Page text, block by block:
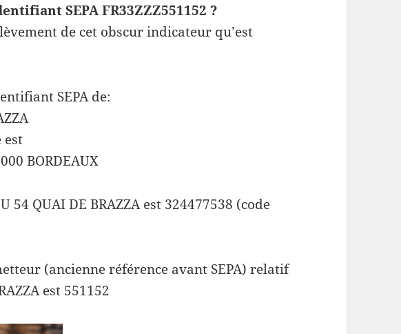
SEPA FR33ZZZ551152 ?
de cet obscur indicateur qu’est
SEPA de:
est
BORDEAUX
54 QUAI DE BRAZZA est 324477538 (code
(ancienne référence avant SEPA) relatif
est 551152